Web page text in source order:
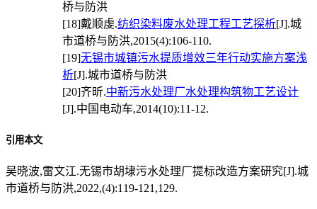
桥与防洪
[18]戴顺虔.纺织染料废水处理工程工艺探析[J].城
市道桥与防洪,2015(4):106-110.
[19]无锡市城镇污水提质增效三年行动实施方案浅
析[J].城市道桥与防洪
[20]齐昕.中新污水处理厂水处理构筑物工艺设计
[J].中国电动车,2014(10):11-12.
引用本文
吴晓波,雷文江.无锡市胡埭污水处理厂提标改造方案研究[J].城
市道桥与防洪,2022,(4):119-121,129.